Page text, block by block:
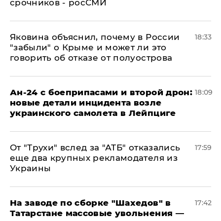
срочников - росСМИ
Яковина объяснил, почему в России
"забыли" о Крыме и может ли это
говорить об отказе от полуострова
18:33
Ан-24 с боеприпасами и второй дрон:
новые детали инцидента возле
украинского самолета в Лейпциге
18:09
От "Трухи" вслед за "АТБ" отказались
еще два крупных рекламодателя из
Украины
17:59
На заводе по сборке "Шахедов" в
Татарстане массовые увольнения —
17:42